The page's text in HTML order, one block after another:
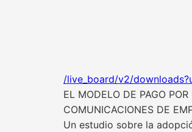
/live_board/v2/
EL MODELO DE PAGO
COMUNICACIONES DE
Un estudio sobre la